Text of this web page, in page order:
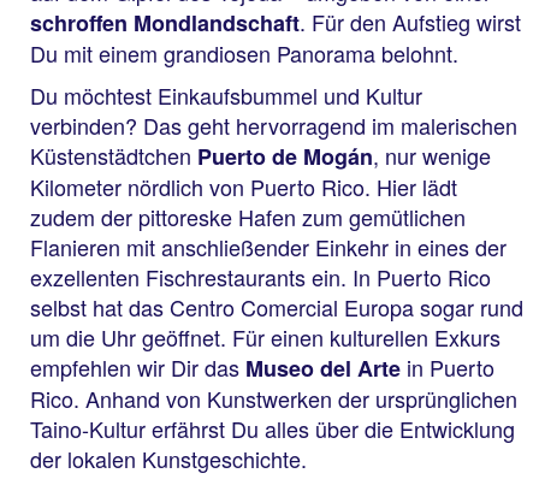
schroffen Mondlandschaft. Für den Aufstieg wirst
Du mit einem grandiosen Panorama belohnt.
Du möchtest Einkaufsbummel und Kultur
verbinden? Das geht hervorragend im malerischen
Küstenstädtchen Puerto de Mogán, nur wenige
Kilometer nördlich von Puerto Rico. Hier lädt
zudem der pittoreske Hafen zum gemütlichen
Flanieren mit anschließender Einkehr in eines der
exzellenten Fischrestaurants ein. In Puerto Rico
selbst hat das Centro Comercial Europa sogar rund
um die Uhr geöffnet. Für einen kulturellen Exkurs
empfehlen wir Dir das Museo del Arte in Puerto
Rico. Anhand von Kunstwerken der ursprünglichen
Taino-Kultur erfährst Du alles über die Entwicklung
der lokalen Kunstgeschichte.